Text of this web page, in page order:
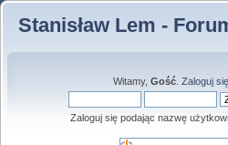
Stanisław Lem -
Witamy, Gość. Zaloguj się
Zaloguj się podając nazwę